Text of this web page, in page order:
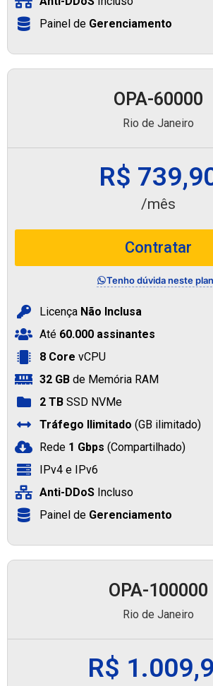
Painel de Gerenciamento
OPA-60000
Rio de Janeiro
R$
/mês
Contratar
Tenho dúvida neste
Licença Não Inclusa
Até 60.000 assinantes
8 Core vCPU
32 GB de Memória RAM
2 TB SSD NVMe
Tráfego Ilimitado (GB ilimitado)
Rede 1 Gbps (Compartilhado)
IPv4 e IPv6
Anti-DDoS Incluso
Painel de Gerenciamento
OPA-100000
Rio de Janeiro
R$